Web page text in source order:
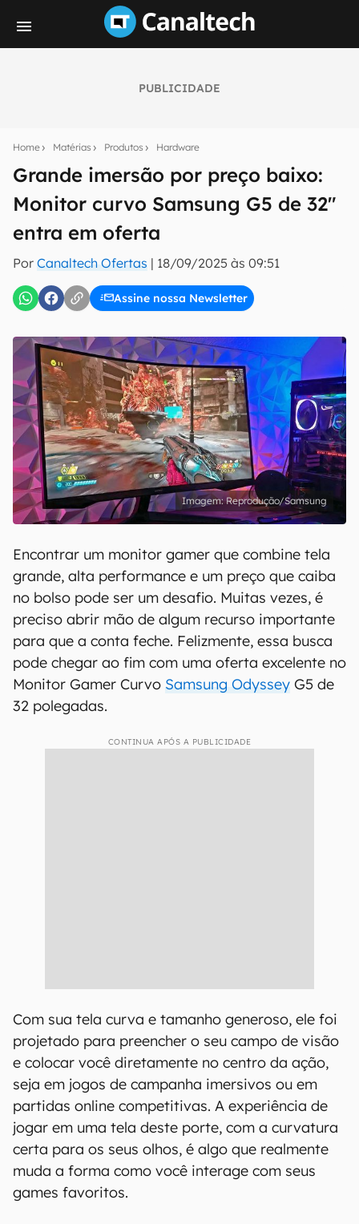
PUBLICIDADE
Home Matérias Produtos Hardware
Grande imersão por preço baixo:
Monitor curvo Samsung G5 de 32"
entra em oferta
Por Canaltech Ofertas | 18/09/2025 às 09:51
Assine nossa Newsletter
notícias e reviews sobre tecnologia em primeira
E-mail
inscreva-se
Uso e Política de Privacidade do Canaltech.
Reprodução/Samsung
Encontrar um monitor gamer que combine tela
grande, alta performance e um preço que caiba
no bolso pode ser um desafio. Muitas vezes, é
preciso abrir mão de algum recurso importante
para que a conta feche. Felizmente, essa busca
pode chegar ao fim com uma oferta excelente no
Monitor Gamer Curvo Samsung Odyssey G5 de
32 polegadas.
CONTINUA APÓS A PUBLICIDADE
Com sua tela curva e tamanho generoso, ele foi
projetado para preencher o seu campo de visão
e colocar você diretamente no centro da ação,
seja em jogos de campanha imersivos ou em
partidas online competitivas. A experiência de
jogar em uma tela deste porte, com a curvatura
certa para os seus olhos, é algo que realmente
muda a forma como você interage com seus
games favoritos.